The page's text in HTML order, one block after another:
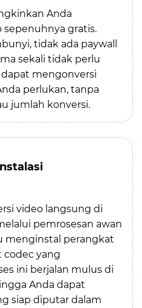
Anda
gratis.
tidak ada paywall
sekali tidak perlu
mengonversi
perlukan, tanpa
jumlah konversi.
video langsung di
pemrosesan awan
menginstal perangkat
codec yang
ini berjalan mulus di
Anda dapat
siap diputar dalam